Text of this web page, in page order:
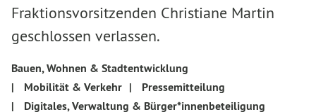
Fraktionsvorsitzenden Christiane Martin
geschlossen verlassen.
Bauen, Wohnen & Stadtentwicklung
|
Mobilität & Verkehr |
Pressemitteilung
|
Digitales, Verwaltung & Bürger*innenbeteiligung